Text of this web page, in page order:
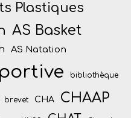
Plastiques
AS Basket
AS Natation
bibliothèque
brevet CHA CHAAP